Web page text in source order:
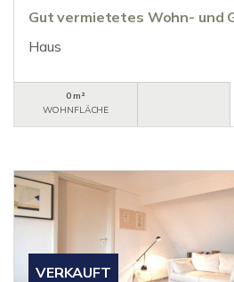
Gut vermietetes Wohn- und
Haus
0 m²
WOHNFLÄCHE
VERKAUFT